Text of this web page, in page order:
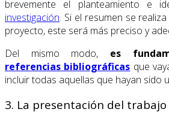
brevemente el planteamiento e
investigación. Si el resumen se
proyecto, este será más preciso y
Del mismo modo, es
referencias bibliográficas que
incluir todas aquellas que hayan sido
3. La presentación del